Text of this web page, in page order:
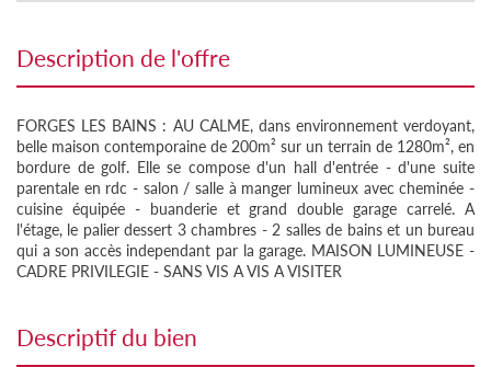
description de l'offre
FORGES LES BAINS : AU CALME, dans environnement verdoyant,
belle maison contemporaine de 200m² sur un terrain de 1280m², en
bordure de golf. Elle se compose d'un hall d'entrée - d'une suite
parentale en rdc - salon / salle à manger lumineux avec cheminée -
cuisine équipée - buanderie et grand double garage carrelé. A
l'étage, le palier dessert 3 chambres - 2 salles de bains et un bureau
qui a son accès independant par la garage. MAISON LUMINEUSE -
CADRE PRIVILEGIE - SANS VIS A VIS A VISITER
descriptif du bien